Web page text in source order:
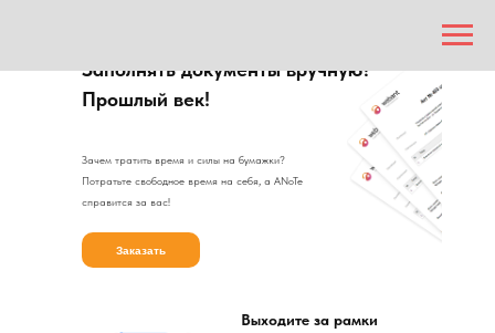
Выходите за рамки
Зачем тратить время и силы на бумажки?
Потратьте свободное время на себя, а ANoTe
справится за вас!
Заполнять документы вручную?
Прошлый век!
Заказать